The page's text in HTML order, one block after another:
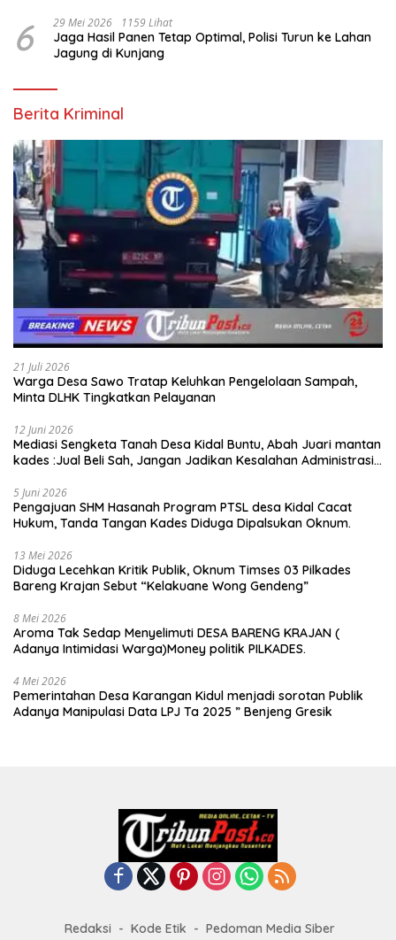
6 29 Mei 2026 1159 Lihat
Jaga Hasil Panen Tetap Optimal, Polisi Turun ke Lahan
Jagung di Kunjang
Berita Kriminal
21 Juli 2026
Warga Desa Sawo Tratap Keluhkan Pengelolaan Sampah,
Minta DLHK Tingkatkan Pelayanan
12 Juni 2026
Mediasi Sengketa Tanah Desa Kidal Buntu, Abah Juari mantan
kades :Jual Beli Sah, Jangan Jadikan Kesalahan Administrasi
5 Juni 2026
Pengajuan SHM Hasanah Program PTSL desa Kidal Cacat
Hukum, Tanda Tangan Kades Diduga Dipalsukan Oknum.
13 Mei 2026
Diduga Lecehkan Kritik Publik, Oknum Timses 03 Pilkades
Bareng Krajan Sebut “Kelakuane Wong Gendeng”
8 Mei 2026
Aroma Tak Sedap Menyelimuti DESA BARENG KRAJAN (
Adanya Intimidasi Warga)Money politik PILKADES.
4 Mei 2026
Pemerintahan Desa Karangan Kidul menjadi sorotan Publik
Adanya Manipulasi Data LPJ Ta 2025 ” Benjeng Gresik
Redaksi Kode Etik Pedoman Media Siber